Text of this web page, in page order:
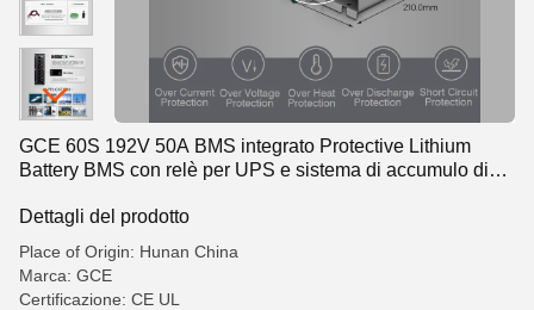
GCE 60S 192V 50A BMS integrato Protective Lithium
Battery BMS con relè per UPS e sistema di accumulo di
Dettagli del prodotto
Place of Origin: Hunan China
Marca: GCE
Certificazione: CE UL